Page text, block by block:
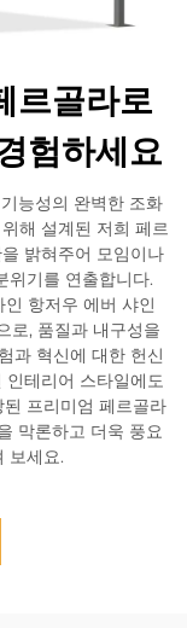
르골라로
험하세요
능성의 완벽한 조화
해 설계된 저희 페르
밝혀주어 모임이나
위기를 연출합니다.
항저우 에버 샤인
, 품질과 내구성을
과 혁신에 대한 헌신
테리어 스타일에도
프리미엄 페르골라
막론하고 더욱 풍요
보세요.